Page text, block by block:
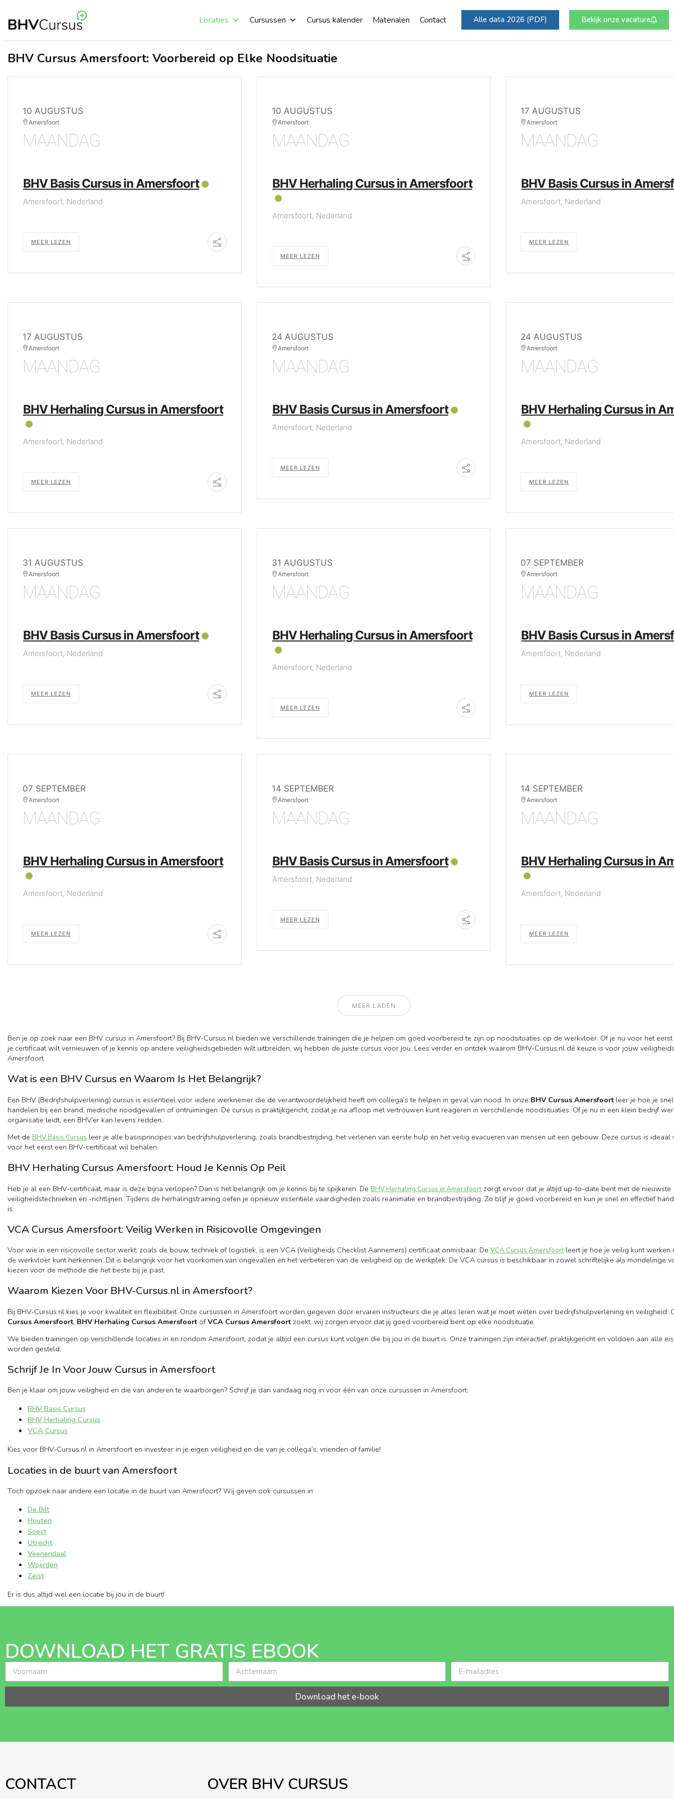
Locaties Cursussen Cursus kalender Materialen Contact Alle data 2026 (PDF) Bekijk onze vacature
BHV Cursus Amersfoort: Voorbereid op Elke Noodsituatie
10 AUGUSTUS
Amersfoort
MAANDAG
BHV Basis Cursus in Amersfoort
Amersfoort, Nederland
MEER LEZEN
10 AUGUSTUS
Amersfoort
MAANDAG
BHV Herhaling Cursus in Amersfoort
Amersfoort, Nederland
MEER LEZEN
17 AUGUSTUS
Amersfoort
MAANDAG
BHV Basis Cursus in
Amersfoort, Nederland
MEER LEZEN
17 AUGUSTUS
Amersfoort
MAANDAG
BHV Herhaling Cursus in Amersfoort
Amersfoort, Nederland
MEER LEZEN
24 AUGUSTUS
Amersfoort
MAANDAG
BHV Basis Cursus in Amersfoort
Amersfoort, Nederland
MEER LEZEN
24 AUGUSTUS
Amersfoort
MAANDAG
BHV Herhaling Cursus in
Amersfoort, Nederland
MEER LEZEN
31 AUGUSTUS
Amersfoort
MAANDAG
BHV Basis Cursus in Amersfoort
Amersfoort, Nederland
MEER LEZEN
31 AUGUSTUS
Amersfoort
MAANDAG
BHV Herhaling Cursus in Amersfoort
Amersfoort, Nederland
MEER LEZEN
07 SEPTEMBER
Amersfoort
MAANDAG
BHV Basis Cursus in
Amersfoort, Nederland
MEER LEZEN
07 SEPTEMBER
Amersfoort
MAANDAG
BHV Herhaling Cursus in Amersfoort
Amersfoort, Nederland
MEER LEZEN
14 SEPTEMBER
Amersfoort
MAANDAG
BHV Basis Cursus in Amersfoort
Amersfoort, Nederland
MEER LEZEN
14 SEPTEMBER
Amersfoort
MAANDAG
BHV Herhaling Cursus in
Amersfoort, Nederland
MEER LEZEN
MEER LADEN
Ben je op zoek naar een BHV cursus in Amersfoort? Bij BHV-Cursus.nl bieden we verschillende trainingen die je helpen om goed voorbereid te zijn op noodsituaties op de werkvloer. Of je nu voor het eerst
je certificaat wilt vernieuwen of je kennis op andere veiligheidsgebieden wilt uitbreiden, wij hebben de juiste cursus voor jou. Lees verder en ontdek waarom BHV-Cursus.nl dé keuze is voor jouw
Amersfoort.
Wat is een BHV Cursus en Waarom Is Het Belangrijk?
Een BHV (Bedrijfshulpverlening) cursus is essentieel voor iedere werknemer die de verantwoordelijkheid heeft om collega’s te helpen in geval van nood. In onze BHV Cursus Amersfoortleer je hoe je
handelen bij een brand, medische noodgevallen of ontruimingen. De cursus is praktijkgericht, zodat je na afloop met vertrouwen kunt reageren in verschillende noodsituaties. Of je nu in een klein bedrijf
organisatie leidt, een BHV’er kan levens redden.
Met de BHV Basis Cursus leer je alle basisprincipes van bedrijfshulpverlening, zoals brandbestrijding, het verlenen van eerste hulp en het veilig evacueren van mensen uit een gebouw. Deze cursus is
voor het eerst een BHV-certificaat wil behalen.
BHV Herhaling Cursus Amersfoort: Houd Je Kennis Op Peil
Heb je al een BHV-certificaat, maar is deze bijna verlopen? Dan is het belangrijk om je kennis bij te spijkeren. De BHV Herhaling Cursus in Amersfoortzorgt ervoor dat je altijd up-to-date bent met de nieuwste
veiligheidstechnieken en -richtlijnen. Tijdens de herhalingstraining oefen je opnieuw essentiële vaardigheden zoals reanimatie en brandbestrijding. Zo blijf je goed voorbereid en kun je snel en effectief
is.
VCA Cursus Amersfoort: Veilig Werken in Risicovolle Omgevingen
Voor wie in een risicovolle sector werkt, zoals de bouw, techniek of logistiek, is een VCA (Veiligheids Checklist Aannemers) certificaat onmisbaar. De VCA Cursus Amersfoortleert je hoe je veilig kunt werken
de werkvloer kunt herkennen. Dit is belangrijk voor het voorkomen van ongevallen en het verbeteren van de veiligheid op de werkplek. De VCA cursus is beschikbaar in zowel schriftelijke als mondelinge
kiezen voor de methode die het beste bij je past.
Waarom Kiezen Voor BHV-Cursus.nl in Amersfoort?
Bij BHV-Cursus.nl kies je voor kwaliteit en flexibiliteit. Onze cursussen in Amersfoort worden gegeven door ervaren instructeurs die je alles leren wat je moet weten over bedrijfshulpverlening en veiligheid.
Cursus Amersfoort, BHV Herhaling Cursus AmersfoortofVCA Cursus Amersfoortzoekt, wij zorgen ervoor dat jij goed voorbereid bent op elke noodsituatie.
We bieden trainingen op verschillende locaties in en rondom Amersfoort, zodat je altijd een cursus kunt volgen die bij jou in de buurt is. Onze trainingen zijn interactief, praktijkgericht en voldoen aan alle
worden gesteld.
Schrijf Je In Voor Jouw Cursus in Amersfoort
Ben je klaar om jouw veiligheid en die van anderen te waarborgen? Schrijf je dan vandaag nog in voor één van onze cursussen in Amersfoort:
BHV Basis Cursus
BHV Herhaling Cursus
VCA Cursus
Kies voor BHV-Cursus.nl in Amersfoort en investeer in je eigen veiligheid en die van je collega’s, vrienden of familie!
Locaties in de buurt van Amersfoort
Toch opzoek naar andere een locatie in de buurt van Amersfoort? Wij geven ook cursussen in:
De Bilt
Houten
Soest
Utrecht
Veenendaal
Woerden
Zeist
Er is dus altijd wel een locatie bij jou in de buurt!
DOWNLOAD HET GRATIS EBOOK
Download het e-book
CONTACT OVER BHV CURSUS